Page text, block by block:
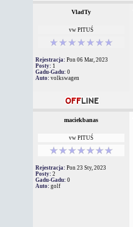
VladTy
vw PITUŚ
Rejestracja: Pon 06 Mar, 2023
Posty: 1
Gadu-Gadu: 0
Auto: volkswagen
maciekbanas
vw PITUŚ
Rejestracja: Pon 23 Sty, 2023
Posty: 2
Gadu-Gadu: 0
Auto: golf